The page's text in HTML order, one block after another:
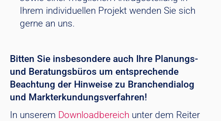
Ihrem individuellen Projekt wenden Sie sich
gerne an uns.
Bitten Sie insbesondere auch Ihre Planungs-
und Beratungsbüros um entsprechende
Beachtung der Hinweise zu Branchendialog
und Markterkundungsverfahren!
In unserem Downloadbereich unter dem Reiter